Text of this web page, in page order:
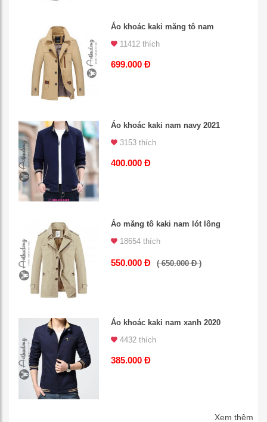
Áo khoác kaki măng tô nam
11412 thích
699.000 Đ
Áo khoác kaki nam navy 2021
3153 thích
400.000 Đ
Áo măng tô kaki nam lót lông
18654 thích
550.000 Đ ( 650.000 Đ )
Áo khoác kaki nam xanh 2020
4432 thích
385.000 Đ
Xem thêm